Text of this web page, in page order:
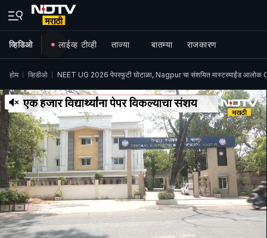
व्हिडिओ लाईव्ह टीव्ही ताज्या बातम्या राजकारण
होम व्हिडीओ NEET UG 2026 पेपरफुटी घोटाळा, Nagpur चा संशयित मास्टरमाईंड आलोक